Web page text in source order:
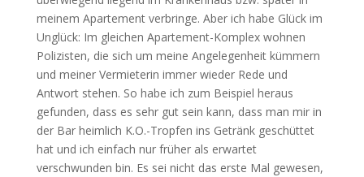
meinem Apartement verbringe. Aber ich habe Glück im
Unglück: Im gleichen Apartement-Komplex wohnen
Polizisten, die sich um meine Angelegenheit kümmern
und meiner Vermieterin immer wieder Rede und
Antwort stehen. So habe ich zum Beispiel heraus
gefunden, dass es sehr gut sein kann, dass man mir in
der Bar heimlich K.O.-Tropfen ins Getränk geschüttet
hat und ich einfach nur früher als erwartet
verschwunden bin. Es sei nicht das erste Mal gewesen,